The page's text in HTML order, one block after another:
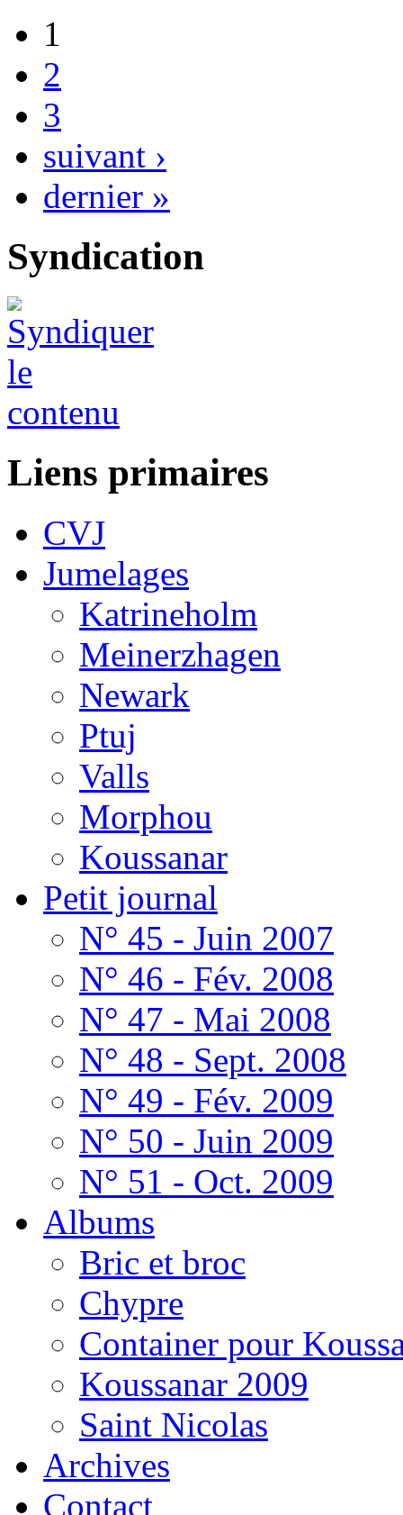
1
2
3
suivant ›
dernier »
Syndication
Liens primaires
CVJ
Jumelages
Katrineholm
Meinerzhagen
Newark
Ptuj
Valls
Morphou
Koussanar
Petit journal
N° 45 - Juin 2007
N° 46 - Fév. 2008
N° 47 - Mai 2008
N° 48 - Sept. 2008
N° 49 - Fév. 2009
N° 50 - Juin 2009
N° 51 - Oct. 2009
Albums
Bric et broc
Chypre
Container pour
Koussanar 2009
Saint Nicolas
Archives
Contact